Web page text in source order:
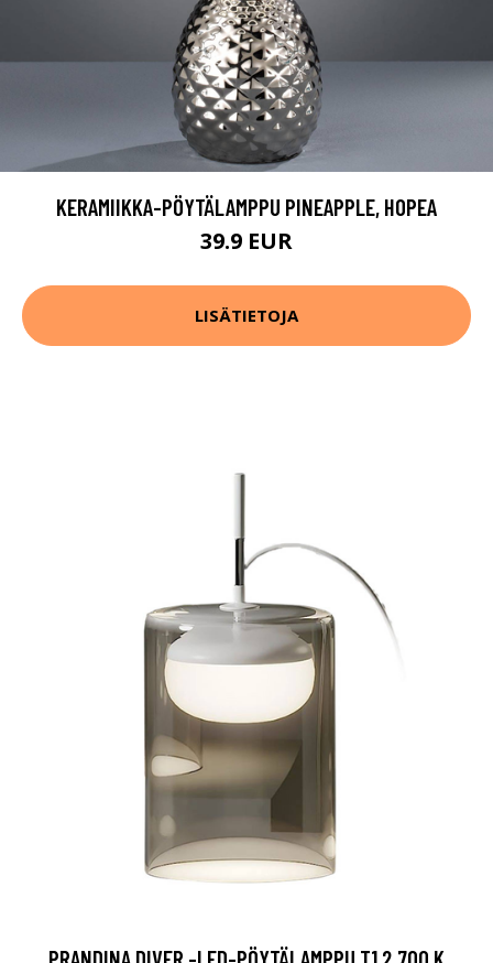
KERAMIIKKA-PÖYTÄLAMPPU PINEAPPLE, HOPEA
39.9 EUR
LISÄTIETOJA